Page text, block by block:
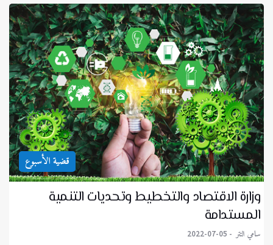
قضية الأسبوع
وزارة الاقتصاد والتخطيط وتحديات التنمية
المستدامة
سامي التتر 2022-07-05